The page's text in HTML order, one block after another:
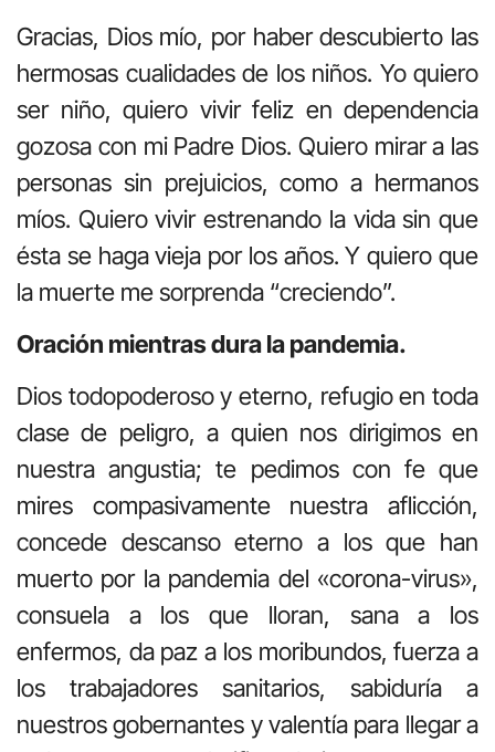
Gracias, Dios mío, por haber descubierto las
hermosas cualidades de los niños. Yo quiero
ser niño, quiero vivir feliz en dependencia
gozosa con mi Padre Dios. Quiero mirar a las
personas sin prejuicios, como a hermanos
míos. Quiero vivir estrenando la vida sin que
ésta se haga vieja por los años. Y quiero que
la muerte me sorprenda “creciendo”.
Oración mientras dura la pandemia.
Dios todopoderoso y eterno, refugio en toda
clase de peligro, a quien nos dirigimos en
nuestra angustia; te pedimos con fe que
mires compasivamente nuestra aflicción,
concede descanso eterno a los que han
muerto por la pandemia del «corona-virus»,
consuela a los que lloran, sana a los
enfermos, da paz a los moribundos, fuerza a
los trabajadores sanitarios, sabiduría a
nuestros gobernantes y valentía para llegar a